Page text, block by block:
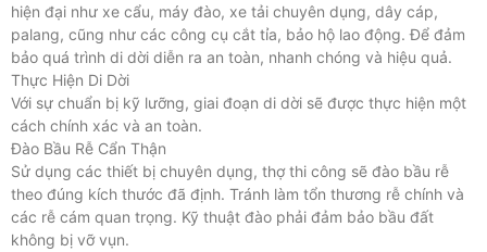
hiện đại như xe cẩu, máy đào, xe tải chuyên dụng, dây cáp,
palang, cũng như các công cụ cắt tỉa, bảo hộ lao động. Để đảm
bảo quá trình di dời diễn ra an toàn, nhanh chóng và hiệu quả.
Thực Hiện Di Dời
Với sự chuẩn bị kỹ lưỡng, giai đoạn di dời sẽ được thực hiện một
cách chính xác và an toàn.
Đào Bầu Rễ Cẩn Thận
Sử dụng các thiết bị chuyên dụng, thợ thi công sẽ đào bầu rễ
theo đúng kích thước đã định. Tránh làm tổn thương rễ chính và
các rễ cám quan trọng. Kỹ thuật đào phải đảm bảo bầu đất
không bị vỡ vụn.